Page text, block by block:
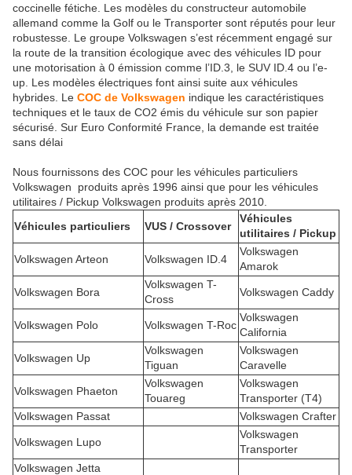
coccinelle fétiche. Les modèles du constructeur automobile
allemand comme la Golf ou le Transporter sont réputés pour leur
robustesse. Le groupe Volkswagen s’est récemment engagé sur
la route de la transition écologique avec des véhicules ID pour
une motorisation à 0 émission comme l’ID.3, le SUV ID.4 ou l’e-
up. Les modèles électriques font ainsi suite aux véhicules
hybrides. Le COC de Volkswagen indique les caractéristiques
techniques et le taux de CO2 émis du véhicule sur son papier
sécurisé. Sur Euro Conformité France, la demande est traitée
sans délai
Nous fournissons des COC pour les véhicules particuliers
Volkswagen produits après 1996 ainsi que pour les véhicules
utilitaires / Pickup Volkswagen produits après 2010.
Véhicules particuliers
VUS / Crossover
Véhicules
utilitaires / Pickup
Volkswagen Arteon Volkswagen ID.4
Volkswagen
Amarok
Volkswagen Bora
Volkswagen T-
Cross
Volkswagen Caddy
Volkswagen Polo Volkswagen T-Roc
Volkswagen
California
Volkswagen Up
Volkswagen
Tiguan
Volkswagen
Caravelle
Volkswagen Phaeton
Volkswagen
Touareg
Volkswagen
Transporter (T4)
Volkswagen Passat
Volkswagen Crafter
Volkswagen Lupo
Volkswagen
Transporter
Volkswagen Jetta